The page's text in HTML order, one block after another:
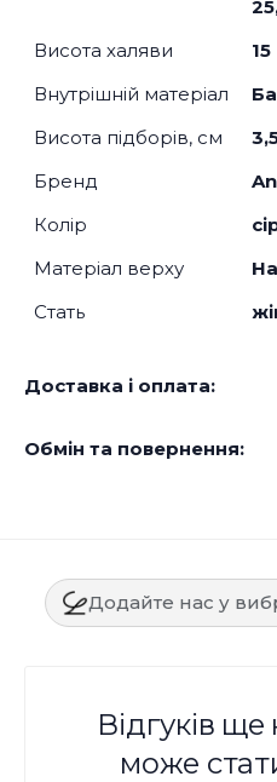
Висота халяви
15
Внутрішній матеріал
Висота підборів, см
Бренд
Колір
Матеріал верху
Стать
Доставка і оплата:
Обмін та повернення:
Додайте нас у
Відгуків
може